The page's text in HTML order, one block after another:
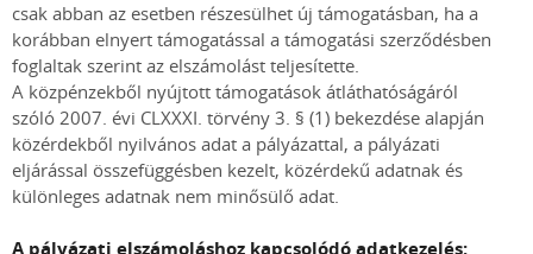
csak abban az esetben részesülhet új támogatásban, ha a
korábban elnyert támogatással a támogatási szerződésben
foglaltak szerint az elszámolást teljesítette.
A közpénzekből nyújtott támogatások átláthatóságáról
szóló 2007. évi CLXXXI. törvény 3. § (1) bekezdése alapján
közérdekből nyilvános adat a pályázattal, a pályázati
eljárással összefüggésben kezelt, közérdekű adatnak és
különleges adatnak nem minősülő adat.
A pályázati elszámoláshoz kapcsolódó adatkezelés: